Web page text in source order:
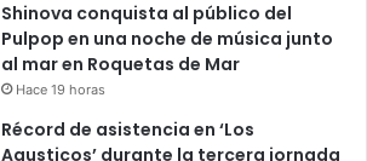
Shinova conquista al público del
Pulpop en una noche de música junto
al mar en Roquetas de Mar
Hace 19 horas
Récord de asistencia en ‘Los
Agusticos’ durante la tercera jornada